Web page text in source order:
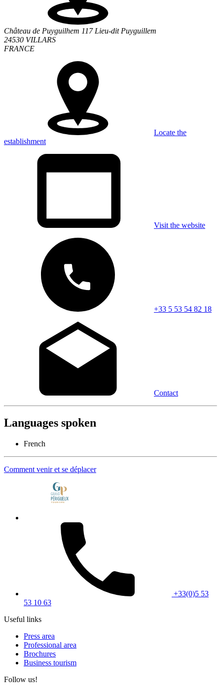
Château de Puyguilhem 117 Lieu-dit Puyguillem
24530 VILLARS
FRANCE
Locate the
establishment
Visit the website
+33 5 53 54 82 18
Contact
Languages spoken
French
Comment venir et se déplacer
+33(0)5 53
53 10 63
Useful links
Press area
Professional area
Brochures
Business tourism
Follow us!